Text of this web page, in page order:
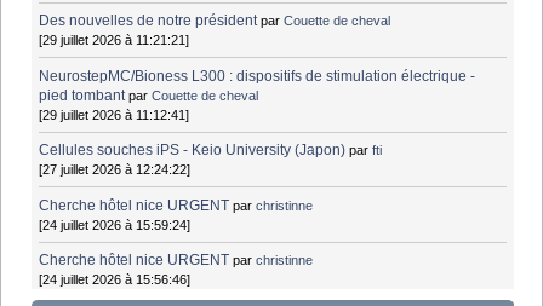
Des nouvelles de notre président parCouette de cheval
[29 juillet 2026 à 11:21:21]
NeurostepMC/Bioness L300 : dispositifs de stimulation électrique -
pied tombant parCouette de cheval
[29 juillet 2026 à 11:12:41]
Cellules souches iPS - Keio University (Japon) parfti
[27 juillet 2026 à 12:24:22]
Cherche hôtel nice URGENT parchristinne
[24 juillet 2026 à 15:59:24]
Cherche hôtel nice URGENT parchristinne
[24 juillet 2026 à 15:56:46]